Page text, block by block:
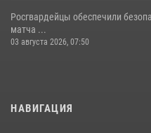
Росгвардейцы обеспечили
матча ...
03 августа 2026, 07:50
НАВИГАЦИЯ